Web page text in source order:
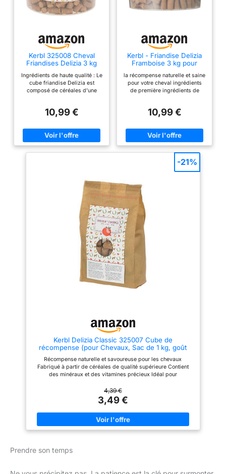
Kerbl 325008 Cheval
Friandises Delizia 3 kg
Ingrédients de haute qualité : Le
cube friandise Delizia est
composé de céréales d’une
minéraux et en vitamines
cheval. Saveurs variées : Les
cubes friandise sont
disponibles en différentes
saveurs pour varier les plaisirs
pour votre cheval. Elles sont
exemptes d’additifs artificiels et
constituent une source naturelle
de nutriments essentiels.
Utilisation ciblée : Friandise
parfaite pour les propriétaires
de chevaux et les cavaliers
soucieux d’une alimentation
équilibrée pour leur animal. Les
cubes friandises sont idéaux
pour faire plaisir aux chevaux.
Conseils alimentaires : Jusqu’à
200 g par animal et par jour.
Cette recommandation garantit
10,99 €
Kerbl - Friandise Delizia
Framboise 3 kg pour
la récompense naturelle et saine
pour votre cheval ingrédients
de première ingrédients de
Deux sangles pour porter sur
10,99 €
Kerbl Delizia Classic 325007 Cube de
récompense (pour Chevaux, Sac de 1 kg, goût
collation pour Chevaux)
Récompense naturelle et savoureuse pour les chevaux
Fabriqué à partir de céréales de qualité supérieure Contient
des minéraux et des vitamines précieux Idéal pour
pour une alimentation facile
4,39 €
3,49 €
-21%
Prendre son temps